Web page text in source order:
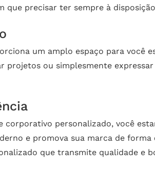
precisar ter sempre à
um amplo espaço para você
ou simplesmente
corporativo personalizado, você
e promova sua marca de
que transmite qualidade e